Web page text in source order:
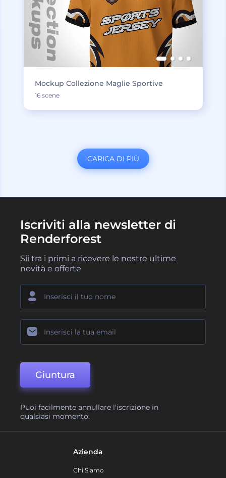
Mockup Collezione Maglie Sportive
16 scene
CARICA DI PIÙ
Iscriviti alla newsletter di
Renderforest
Sii tra i primi a ricevere le nostre ultime
novità e offerte
Giuntura
Puoi facilmente annullare l'iscrizione in
qualsiasi momento.
Azienda
Chi Siamo